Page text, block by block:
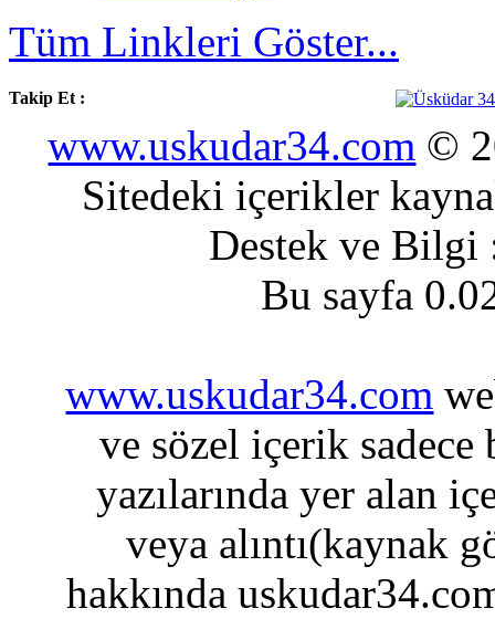
Tüm Linkleri Göster...
Takip Et :
www.uskudar34.com ©
Sitedeki içerikler
Destek ve
Bu sayfa
www.uskudar34.com
ve sözel içerik sadece
yazılarında yer alan
veya alıntı(kaynak
hakkında